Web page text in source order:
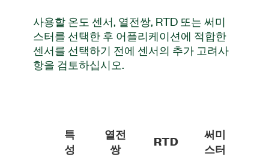
사용할 온도 센서, 열전쌍, RTD 또는 써미
스터를 선택한 후 어플리케이션에 적합한
센서를 선택하기 전에 센서의 추가 고려사
항을 검토하십시오.
특
성
열전
쌍
RTD
써미
스터